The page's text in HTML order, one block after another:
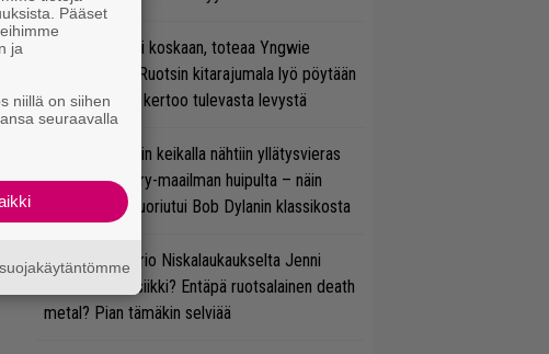
Se on nyt tai ei koskaan, toteaa Yngwie
Malmsteen – Ruotsin kitarajumala lyö pöytään
uuden biisin ja kertoo tulevasta levystä
Guns N’ Rosesin keikalla nähtiin yllätysvieras
suoraan country-maailman huipulta – näin
kokoonpano suoriutui Bob Dylanin klassikosta
Miten taipuu Trio Niskalaukaukselta Jenni
Vartiaisen musiikki? Entäpä ruotsalainen death
metal? Pian tämäkin selviää
Pääset
ja
niillä on siihen
seuraavalla